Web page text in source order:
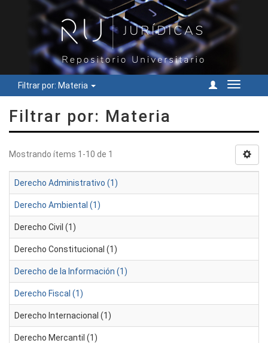
Filtrar por: Materia
Cambiar
Filtrar por: Materia
Mostrando ítems 1-10 de 1
Derecho Administrativo (1)
Derecho Ambiental (1)
Derecho Civil (1)
Derecho Constitucional (1)
Derecho de la Información (1)
Derecho Fiscal (1)
Derecho Internacional (1)
Derecho Mercantil (1)